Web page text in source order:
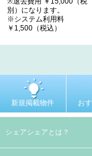
別）になります。
※システム利用料
￥1,500（税込）
新規掲載物件 お
シェアシェアとは？